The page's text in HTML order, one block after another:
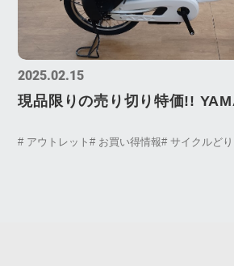
2025.02.15
現品限りの売り切り特価!!
# アウトレット# お買い得情報# サイクルど